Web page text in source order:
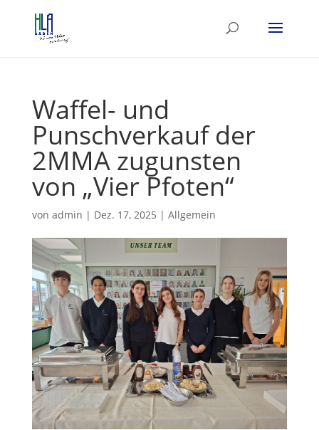
Waffel- und
Punschverkauf der
2MMA zugunsten
von „Vier Pfoten“
von admin | Dez. 17, 2025 | Allgemein